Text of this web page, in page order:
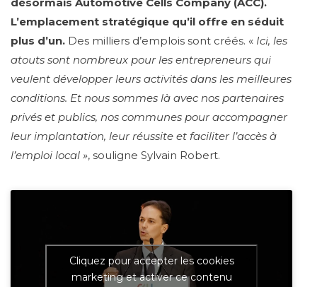
L’emplacement stratégique qu’il offre en séduit
plus d’un. Des milliers d’emplois sont créés. « Ici, les
atouts sont nombreux pour les entrepreneurs qui
veulent développer leurs activités dans les meilleures
conditions. Et nous sommes là avec nos partenaires
privés et publics, nos communes pour accompagner
leur implantation, leur réussite et faciliter l’accès à
l’emploi local », souligne Sylvain Robert.
Cliquez pour accepter les cookies
marketing et activer ce contenu